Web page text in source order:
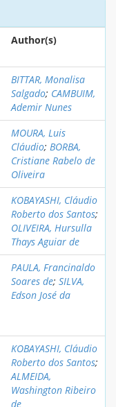
Author(s)
BITTAR, Monalisa
Salgado; CAMBUIM,
Ademir Nunes
MOURA, Luis
Cláudio; BORBA,
Cristiane Rabelo de
Oliveira
KOBAYASHI, Cláudio
Roberto dos Santos;
OLIVEIRA, Hursulla
Thays Aguiar de
PAULA, Francinaldo
Soares de; SILVA,
Edson José da
KOBAYASHI, Cláudio
Roberto dos Santos;
ALMEIDA,
Washington Ribeiro
de